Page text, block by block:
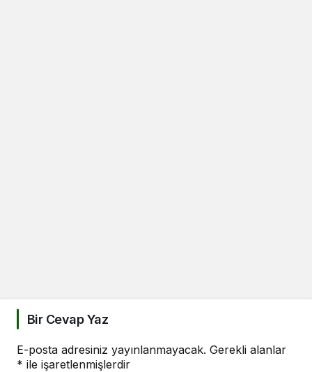
Bir Cevap Yaz
E-posta adresiniz yayınlanmayacak. Gerekli alanlar
* ile işaretlenmişlerdir